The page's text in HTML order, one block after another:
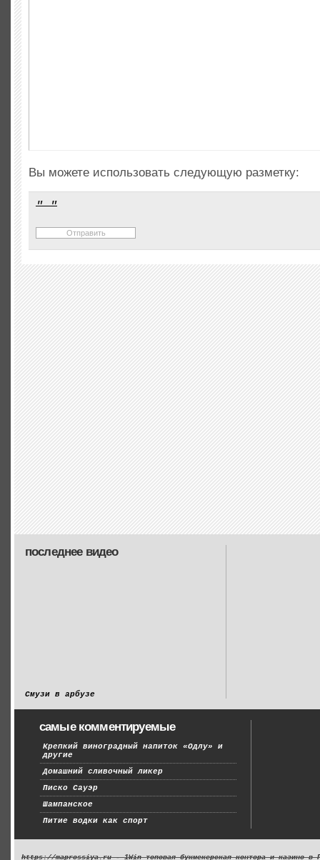
Вы можете использовать следующую разметку:
последнее видео
Смузи в арбузе
самые комментируемые
Крепкий виноградный напиток «Одлу» и
другие
Домашний сливочный ликер
Писко Сауэр
Шампанское
Питие водки как спорт
https://maprossiya.ru - 1Win топовая букмекерская контора и казино в